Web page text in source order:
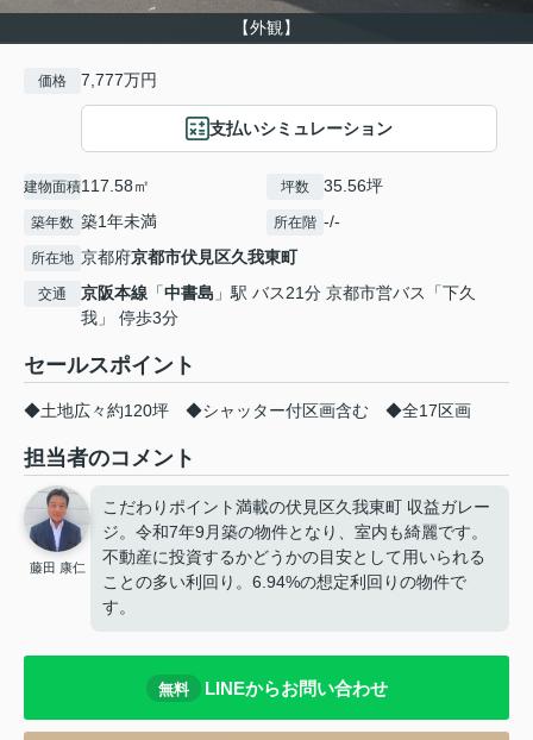
【外観】
価格 7,777万円
支払いシミュレーション
建物面積117.58㎡ 坪数 35.56坪
築年数 築1年未満 所在階 -/-
所在地 京都府京都市伏見区久我東町
交通 京阪本線 「中書島 」駅 バス21分 京都市営バス「下久
我」 停歩3分
セールスポイント
◆土地広々約120坪 ◆シャッター付区画含む ◆全17区画
担当者のコメント
藤田 康仁
こだわりポイント満載の伏見区久我東町 収益ガレー
ジ。令和7年9月築の物件となり、室内も綺麗です。
不動産に投資するかどうかの目安として用いられる
ことの多い利回り。6.94%の想定利回りの物件で
す。
無料 LINEからお問い合わせ